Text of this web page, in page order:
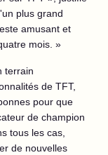
plus grand
amusant et
mois. »
terrain
de TFT,
pour que
de champion
tous les cas,
de nouvelles